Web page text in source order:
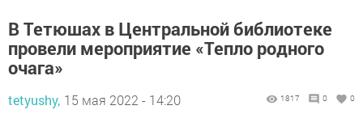
В Тетюшах в Центральной библиотеке
провели мероприятие «Тепло родного
очага»
tetyushy, 15 мая 2022 - 14:20 1817 0 0